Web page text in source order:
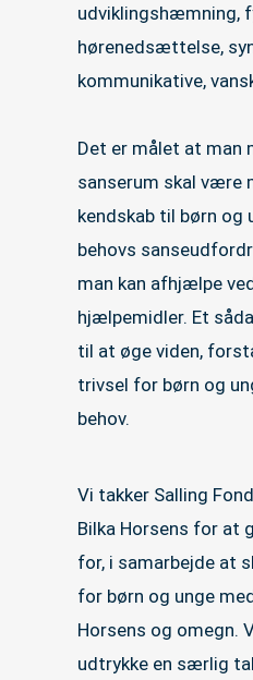
udviklingshæmning,
hørenedsættelse,
kommunikative,
Det er målet at man
sanserum skal være
kendskab til børn
behovs
man kan afhjælpe
hjælpemidler. Et
til at øge viden,
trivsel for børn og
behov.
Vi takker Salling
Bilka Horsens for at
for, i samarbejde at
for børn og unge
Horsens og omegn.
udtrykke en særlig